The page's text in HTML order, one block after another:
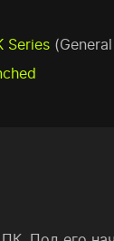
Series